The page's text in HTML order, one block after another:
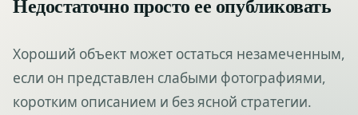
Хороший объект может остаться незамеченным,
если он представлен слабыми фотографиями,
коротким описанием и без ясной стратегии.